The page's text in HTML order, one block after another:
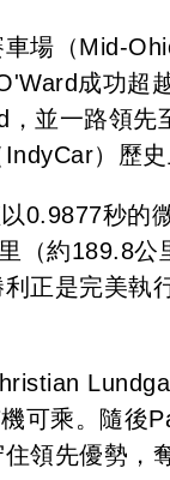
場（Mid-
成功超
並一路領先
）歷史
0.9877秒的
（約189.8
正是完美執
可乘。隨後
領先優勢，